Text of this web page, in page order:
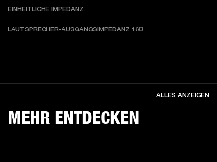
EINHEITLICHE IMPEDANZ
LAUTSPRECHER-AUSGANGSIMPEDANZ 16Ω
MEHR ENTDECKEN
ALLES ANZEIGEN